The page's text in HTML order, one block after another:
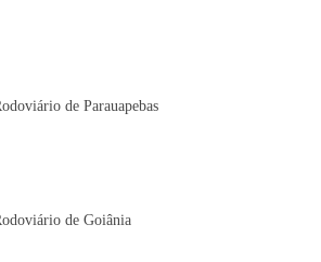
de Parauapebas
de Goiânia